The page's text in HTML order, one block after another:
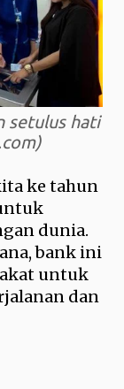
setulus hati
ke tahun
dunia.
bank ini
untuk
dan